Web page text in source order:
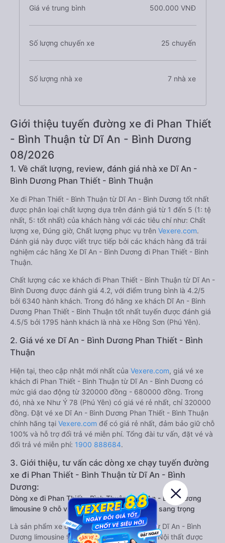
Giá vé trung bình 500.000 VNĐ
Số lượng chuyến xe 25 chuyến
Số lượng nhà xe 7 nhà xe
Giới thiệu tuyến đường xe đi Phan Thiết
- Bình Thuận từ Dĩ An - Bình Dương
08/2026
1. Về chất lượng, review, đánh giá nhà xe Dĩ An -
Bình Dương Phan Thiết - Bình Thuận
Xe đi Phan Thiết - Bình Thuận từ Dĩ An - Bình Dương tốt nhất
được phân loại chất lượng dựa trên đánh giá từ 1 đến 5 (1: tệ
nhất, 5: tốt nhất) của khách hàng với các tiêu chí như: Chất
lượng xe, Đúng giờ, Chất lượng phục vụ trên Vexere.com.
Đánh giá này được viết trực tiếp bởi các khách hàng đã trải
nghiệm các hãng Xe Dĩ An - Bình Dương đi Phan Thiết - Bình
Thuận.
Chất lượng các xe khách đi Phan Thiết - Bình Thuận từ Dĩ An -
Bình Dương được đánh giá 4.2, với điểm trung bình là 4.2/5
bởi 6340 hành khách. Trong đó hãng xe khách Dĩ An - Bình
Dương Phan Thiết - Bình Thuận tốt nhất tuyến được đánh giá
4.5/5 bởi 1795 hành khách là nhà xe Hồng Sơn (Phú Yên).
2. Giá vé xe Dĩ An - Bình Dương Phan Thiết - Bình
Thuận
Hiện tại, theo cập nhật mới nhất của Vexere.com, giá vé xe
khách đi Phan Thiết - Bình Thuận từ Dĩ An - Bình Dương có
mức giá dao động từ 320000 đồng - 680000 đồng. Trong
đó, nhà xe Như Ý 78 (Phú Yên) có giá vé rẻ nhất, chỉ 320000
đồng. Đặt vé xe Dĩ An - Bình Dương Phan Thiết - Bình Thuận
chính hãng tại Vexere.com để có giá rẻ nhất, đảm bảo giữ chỗ
100% và hỗ trợ đổi trả vé miễn phí. Tổng đài tư vấn, đặt vé và
đổi trả vé miễn phí: 1900 888684.
3. Giới thiệu, tư vấn các dòng xe chạy tuyến đường
xe đi Phan Thiết - Bình Thuận từ Dĩ An - Bình
Dương:
Dòng xe đi Phan Thiết - Bình Thuận từ Dĩ An - Bình Dương
limousine 9 chỗ vip, chất lượng cao: Tiện lợi, sang trọng
Là sản phẩm xe đi Phan Thiết - Bình Thuận từ Dĩ An - Bình
Dương limousine 9 chỗ cải tiến từ xe 16 chỗ. Nội thất được